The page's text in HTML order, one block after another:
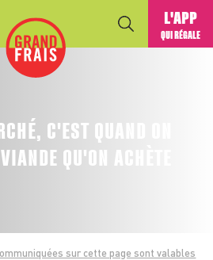
L'APP
QUI RÉGALE
C'EST QUAND ON
QU'ON ACHÈTE
sur cette page sont valables